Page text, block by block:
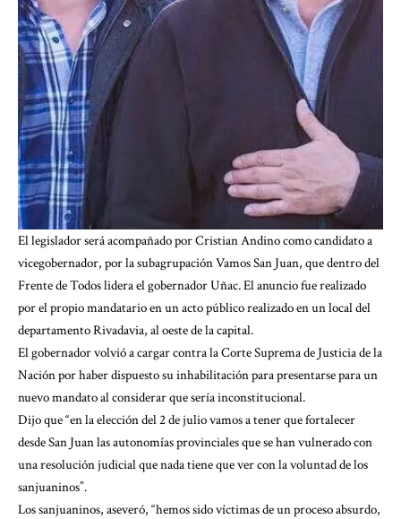
El legislador será acompañado por Cristian Andino como candidato a
vicegobernador, por la subagrupación Vamos San Juan, que dentro del
Frente de Todos lidera el gobernador Uñac. El anuncio fue realizado
por el propio mandatario en un acto público realizado en un local del
departamento Rivadavia, al oeste de la capital.
El gobernador volvió a cargar contra la Corte Suprema de Justicia de la
Nación por haber dispuesto su inhabilitación para presentarse para un
nuevo mandato al considerar que sería inconstitucional.
Dijo que “en la elección del 2 de julio vamos a tener que fortalecer
desde San Juan las autonomías provinciales que se han vulnerado con
una resolución judicial que nada tiene que ver con la voluntad de los
sanjuaninos”.
Los sanjuaninos, aseveró, “hemos sido víctimas de un proceso absurdo,